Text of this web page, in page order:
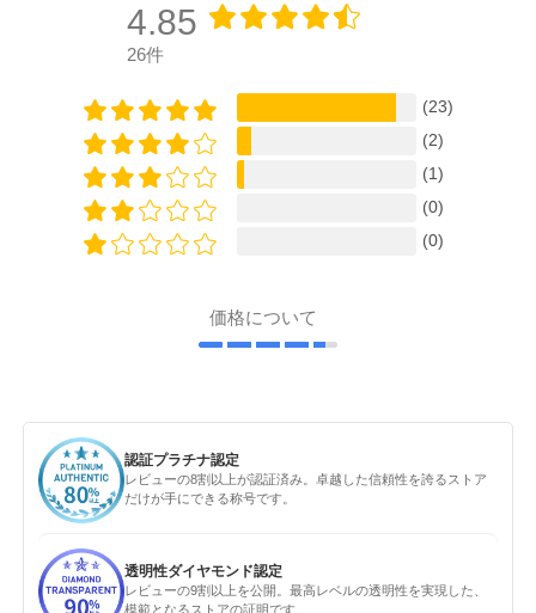
4.85
26件
(23)
(2)
(1)
(0)
(0)
価格について
認証プラチナ認定
レビューの8割以上が認証済み。卓越した信頼性を誇るストア
だけが手にできる称号です。
透明性ダイヤモンド認定
レビューの9割以上を公開。最高レベルの透明性を実現した、
模範となるストアの証明です。